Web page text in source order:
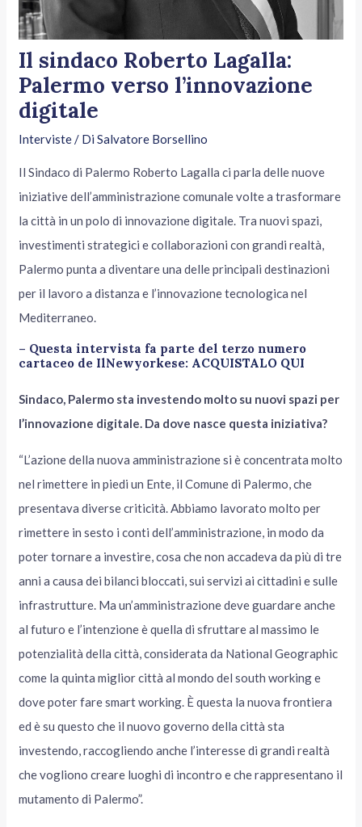
Il sindaco Roberto Lagalla:
Palermo verso l’innovazione
digitale
Interviste/ DiSalvatore Borsellino
Il Sindaco di Palermo Roberto Lagalla ci parla delle nuove
iniziative dell’amministrazione comunale volte a trasformare
la città in un polo di innovazione digitale. Tra nuovi spazi,
investimenti strategici e collaborazioni con grandi realtà,
Palermo punta a diventare una delle principali destinazioni
per il lavoro a distanza e l’innovazione tecnologica nel
Mediterraneo.
– Questa intervista fa parte del terzo numero
cartaceo de IlNewyorkese: ACQUISTALO QUI
Sindaco, Palermo sta investendo molto su nuovi spazi per
l’innovazione digitale. Da dove nasce questa iniziativa?
“L’azione della nuova amministrazione si è concentrata molto
nel rimettere in piedi un Ente, il Comune di Palermo, che
presentava diverse criticità. Abbiamo lavorato molto per
rimettere in sesto i conti dell’amministrazione, in modo da
poter tornare a investire, cosa che non accadeva da più di tre
anni a causa dei bilanci bloccati, sui servizi ai cittadini e sulle
infrastrutture. Ma un’amministrazione deve guardare anche
al futuro e l’intenzione è quella di sfruttare al massimo le
potenzialità della città, considerata da National Geographic
come la quinta miglior città al mondo del south working e
dove poter fare smart working. È questa la nuova frontiera
ed è su questo che il nuovo governo della città sta
investendo, raccogliendo anche l’interesse di grandi realtà
che vogliono creare luoghi di incontro e che rappresentano il
mutamento di Palermo”.